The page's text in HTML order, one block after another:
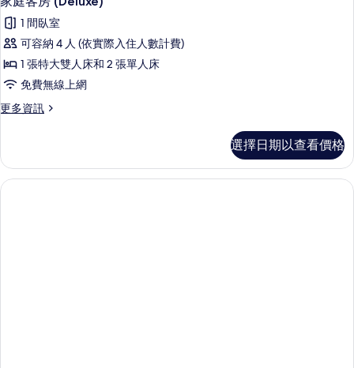
1 間臥室
可容納 4 人 (依實際入住人數計費)
1 張特大雙人床和 2 張單人床
免費無線上網
更多資訊
更
客
房
(Deluxe)
選擇日期以查看價格